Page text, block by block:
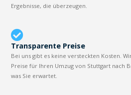
Ergebnisse, die überzeugen.
Transparente Preise
Bei uns gibt es keine versteckten Kosten.
Preise für Ihren Umzug von Stuttgart nach
was Sie erwartet.